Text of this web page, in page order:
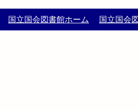
国立国会図書館ホーム 国立国会